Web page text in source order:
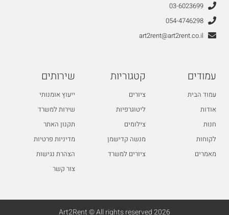
03-6023699
054-4746298
art2rent@art2rent.co.il
עמודים
עמוד הבית
אודות
חנות
לקוחות
מאמרים
קטגוריות
ציורים
ליטוגרפיות
צילומים
מנשה קדישמן
ציורים למשרד
שירותים
ייעוץ אומנותי
שירות למשרד
תקנון האתר
מדיניות פרטיות
הצהרת נגישות
צור קשר
2026 Art2Rent © All rights reserved